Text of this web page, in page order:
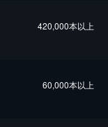
420,000本以上
60,000本以上